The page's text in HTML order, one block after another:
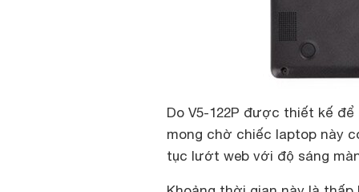
Do V5-122P được thiết kế
mong chờ chiếc laptop này
tục lướt web với độ sáng